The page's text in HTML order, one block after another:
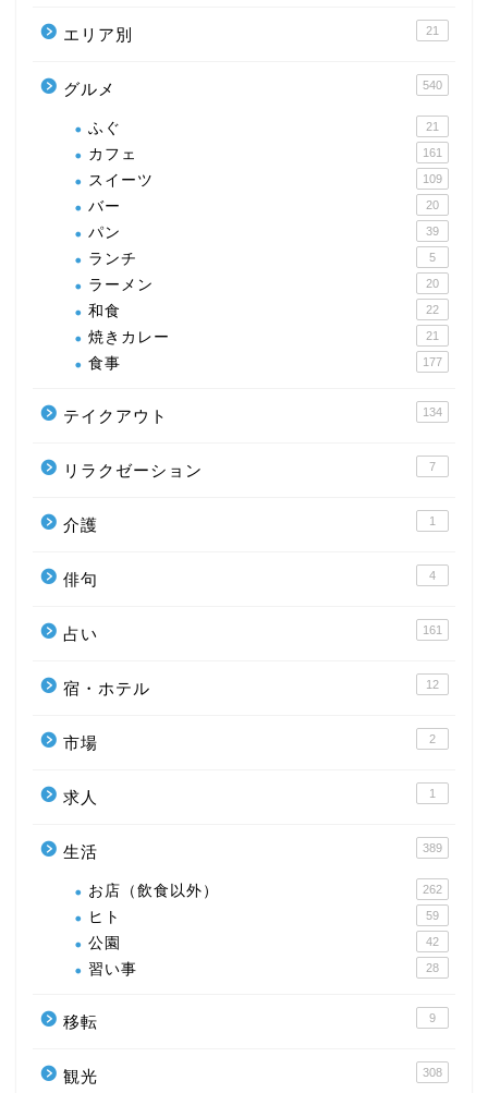
エリア別 21
グルメ 540
ふぐ 21
カフェ 161
スイーツ 109
バー 20
パン 39
ランチ 5
ラーメン 20
和食 22
焼きカレー 21
食事 177
テイクアウト 134
リラクゼーション 7
介護 1
俳句 4
占い 161
宿・ホテル 12
市場 2
求人 1
生活 389
お店（飲食以外） 262
ヒト 59
公園 42
習い事 28
移転 9
観光 308